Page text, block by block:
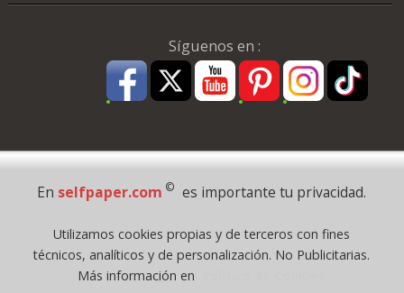
Síguenos en :
Pago Seguro
Todos los derechos reservados
©selfpaper.com, y las webs de ©gruposelfpaper.org están gestionadas, y
En selfpaper.com © es importante tu privacidad.
Utilizamos cookies propias y de terceros con fines
técnicos, analíticos y de personalización. No Publicitarias.
Más información en